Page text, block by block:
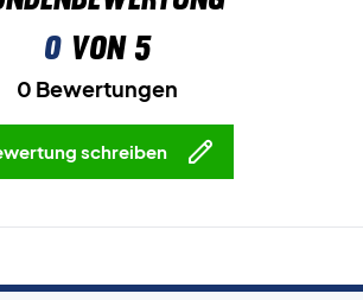
0von 5
0 Bewertungen
schreiben